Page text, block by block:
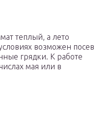
теплый, а лето
возможен посев
грядки. К работе
мая или в